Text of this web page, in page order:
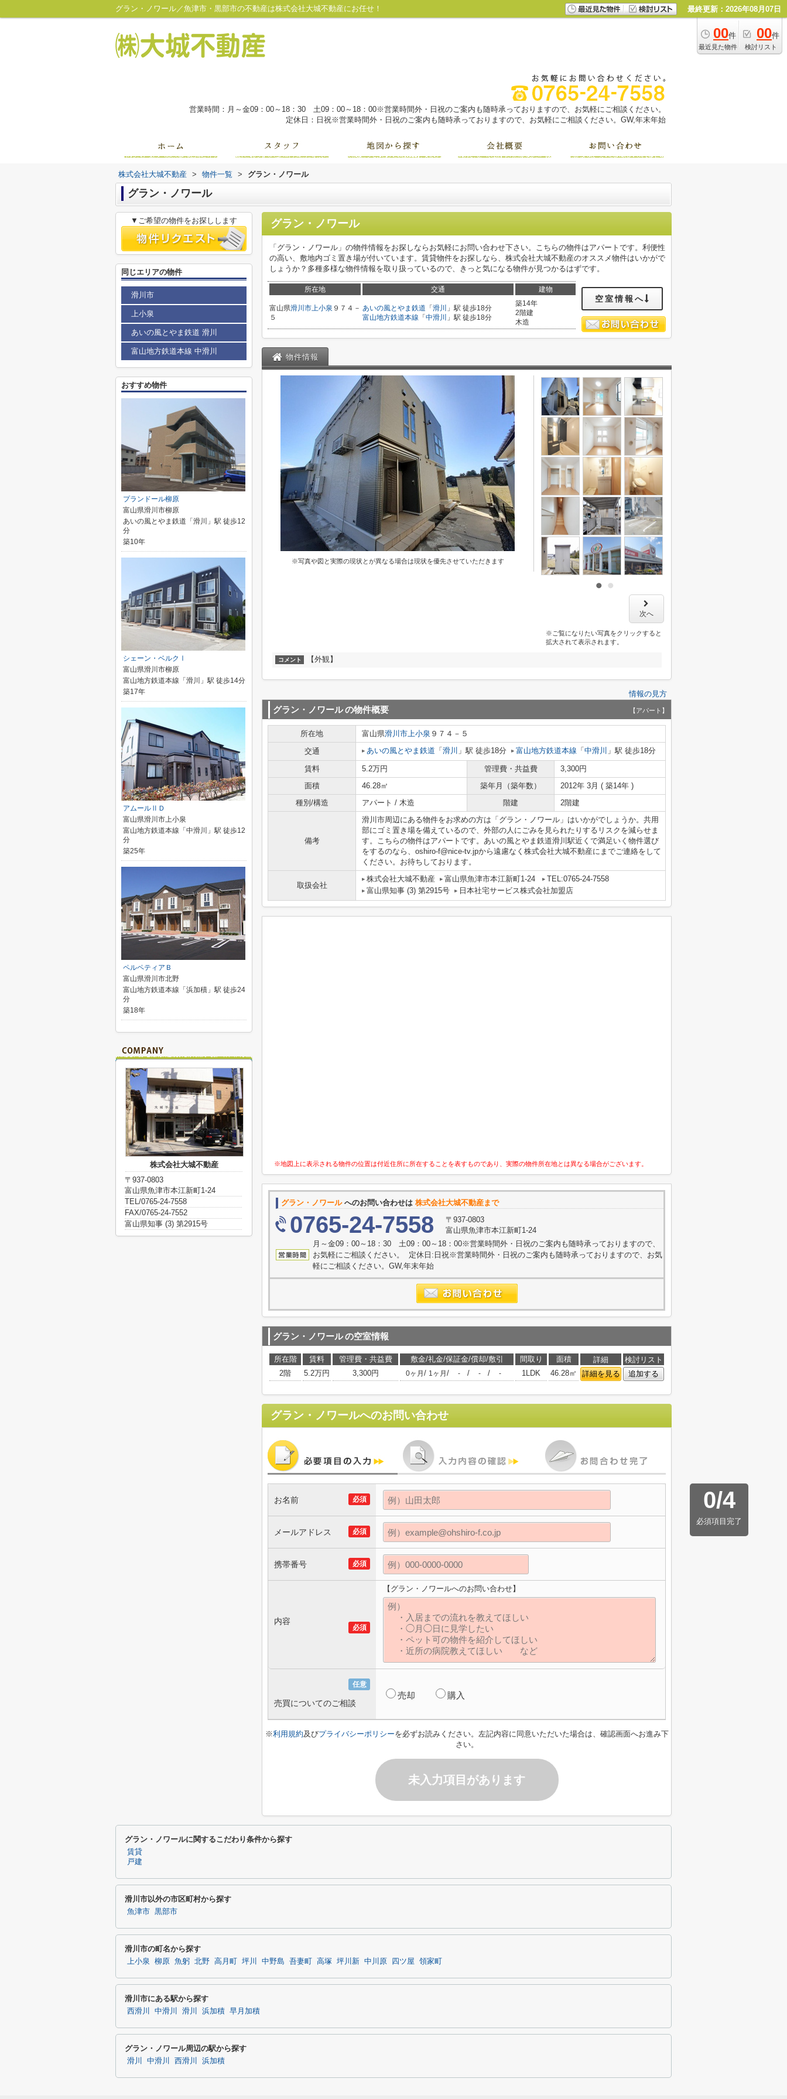
グラン・ノワール／魚津市・黒部市の不動産は株式会社大城不動産にお任せ！ 最終更新：2026年08月07日
00件
最近見た物件
00件
検討リスト
営業時間：月～金09：00～18：30 土09：00～18：00※営業時間外・日祝のご案内も随時承っておりますので、お気軽にご相談ください。
定休日：日祝※営業時間外・日祝のご案内も随時承っておりますので、お気軽にご相談ください。GW,年末年始
株式会社大城不動産 > 物件一覧 > グラン・ノワール
グラン・ノワール
グラン・ノワール
「グラン・ノワール」の物件情報をお探しならお気軽にお問い合わせ下さい。こちらの物件はアパートです。利便性
の高い、敷地内ゴミ置き場が付いています。賃貸物件をお探しなら、株式会社大城不動産のオススメ物件はいかがで
しょうか？多種多様な物件情報を取り扱っているので、きっと気になる物件が見つかるはずです。
所在地 交通 建物
富山県滑川市上小泉 ９７４－
５
あいの風とやま鉄道 「 滑川
」駅 徒歩18分
富山地方鉄道本線 「 中滑川 」駅 徒歩18分
築14年
2階建
木造
空室情報へ
物件情報
※写真や図と実際の現状とが異なる場合は現状を優先させていただきます
次へ
※ご覧になりたい写真をクリックすると
拡大されて表示されます。
コメント 【外観】
情報の見方
グラン・ノワールの物件概要 【アパート】
所在地 富山県滑川市上小泉 ９７４－５
交通
あいの風とやま鉄道 「 滑川 」駅 徒歩18分 富山地方鉄道本線 「 中滑川 」駅 徒歩18分
賃料 5.2万円 管理費・共益費
3,300円
面積
46.28㎡ 築年月（築年数）
2012年 3月 ( 築14年 )
種別/構造
アパート / 木造 階建 2階建
備考
滑川市周辺にある物件をお求めの方は「グラン・ノワール」はいかがでしょうか。共用
部にゴミ置き場を備えているので、外部の人にごみを見られたりするリスクを減らせま
す。こちらの物件はアパートです。あいの風とやま鉄道滑川駅近くで満足いく物件選び
をするのなら、oshiro-f@nice-tv.jpから遠慮なく株式会社大城不動産にまでご連絡をして
ください。お待ちしております。
取扱会社
株式会社大城不動産 富山県魚津市本江新町1-24
TEL:0765-24-7558
富山県知事 (3) 第2915号
日本社宅サービス株式会社加盟店
※地図上に表示される物件の位置は付近住所に所在することを表すものであり、実際の物件所在地とは異なる場合がございます。
グラン・ノワールへのお問い合わせは 株式会社大城不動産まで
0765-24-7558
〒937-0803
富山県魚津市本江新町1-24
月～金09：00～18：30 土09：00～18：00※営業時間外・日祝のご案内も随時承っておりますので、
お気軽にご相談ください。 定休日:日祝※営業時間外・日祝のご案内も随時承っておりますので、お気
軽にご相談ください。GW,年末年始
グラン・ノワールの空室情報
所在階 賃料 管理費・共益費 敷金/礼金/保証金/償却/敷引 間取り 面積 詳細
検討リスト
2階
5.2万円 3,300円 0ヶ月 / 1ヶ月 / - / - / - 1LDK 46.28㎡ 詳細を見る 追加する
グラン・ノワールへのお問い合わせ
0/4
必須項目完了
必須
お名前
必須
メールアドレス
必須
携帯番号
必須
内容
【グラン・ノワールへのお問い合わせ】
任意
売買についてのご相談
売却 購入
※利用規約及びプライバシーポリシーを必ずお読みください。左記内容に同意いただいた場合は、確認画面へお進み下
さい。
未入力項目があります
▼ご希望の物件をお探しします
同じエリアの物件
滑川市
上小泉
あいの風とやま鉄道 滑川
富山地方鉄道本線 中滑川
おすすめ物件
プランドール柳原
富山県滑川市柳原
あいの風とやま鉄道「滑川」駅 徒歩12
分
築10年
シェーン・ベルクⅠ
富山県滑川市柳原
富山地方鉄道本線「滑川」駅 徒歩14分
築17年
アムールⅡＤ
富山県滑川市上小泉
富山地方鉄道本線「中滑川」駅 徒歩12
分
築25年
ペルペティアＢ
富山県滑川市北野
富山地方鉄道本線「浜加積」駅 徒歩24
分
築18年
株式会社大城不動産
〒937-0803
富山県魚津市本江新町1-24
TEL/0765-24-7558
FAX/0765-24-7552
富山県知事 (3) 第2915号
グラン・ノワールに関するこだわり条件から探す
賃貸
戸建
滑川市以外の市区町村から探す
魚津市 黒部市
滑川市の町名から探す
上小泉 柳原 魚躬 北野 高月町 坪川 中野島 吾妻町 高塚 坪川新 中川原 四ツ屋 領家町
滑川市にある駅から探す
西滑川 中滑川 滑川 浜加積 早月加積
グラン・ノワール周辺の駅から探す
滑川 中滑川 西滑川 浜加積